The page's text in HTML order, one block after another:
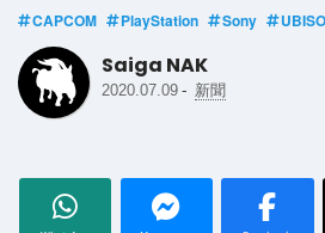
CAPCOM PlayStation Sony
Saiga NAK
2020.07.09 - 新聞